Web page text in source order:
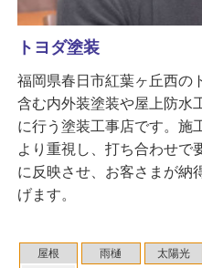
屋根
雨樋 太陽光
トヨダ塗装
福岡県春日市紅葉ヶ丘西の
含む内外装塗装や屋上防水
に行う塗装工事店です。施
より重視し、打ち合わせで
に反映させ、お客さまが納
げます。